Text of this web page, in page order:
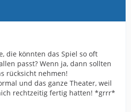
die könnten das Spiel so oft
passt? Wenn ja, dann sollten
rücksicht nehmen!
und das ganze Theater, weil
rechtzeitig fertig hatten! *grrr*